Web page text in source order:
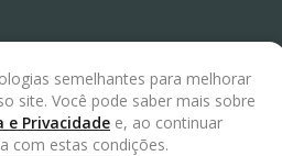
semelhantes para melhorar
site. Você pode saber mais sobre
e Privacidade e, ao continuar
com estas condições.
à sexta das 7:30h às 18h e aos
Rua Engenheiro Fox Nº32, Lapa
05069-020.